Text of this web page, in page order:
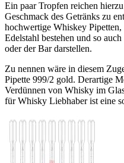
Ein paar Tropfen reichen
Geschmack des Getränks zu
hochwertige Whiskey Pipetten,
Edelstahl bestehen und so
oder der Bar darstellen.
Zu nennen wäre in diesem
Pipette 999/2 gold. Derartige
Verdünnen von Whisky im
für Whisky Liebhaber ist eine